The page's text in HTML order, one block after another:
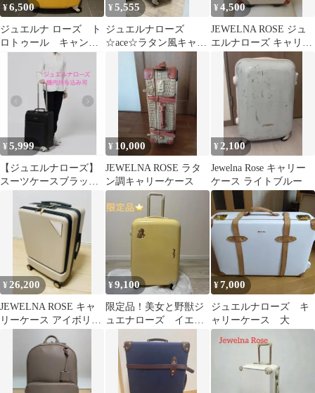
¥6,500
ジュエルナ ローズ ト
ロトゥール キャンデ
ィポケットスーツケー
ス 27～34L
¥5,555
ジュエルナローズ
☆ace☆ラタン風キャリ
ーケース/ ホワイトMサ
イズ キズ有り
¥4,500
JEWELNA ROSE ジュ
エルナローズ キャリー
ケース スーツケース Z-
¥5,999
【ジュエルナローズ】
スーツケースブラッ
¥ 10,000
JEWELNA ROSE ラタ
ン調キャリーケース
¥ 2,100
Jewelna Rose キャリー
ケース ライトブルー
¥ 26,200
JEWELNA ROSE キャ
リーケース アイボリー
¥9,100
限定品！美女と野獣ジ
ュエナローズ イエロ
¥7,000
ジュエルナローズ キ
ャリーケース 大